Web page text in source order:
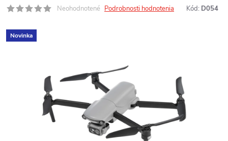
Neohodnotené Podrobnosti hodnotenia Kód: D054
Novinka